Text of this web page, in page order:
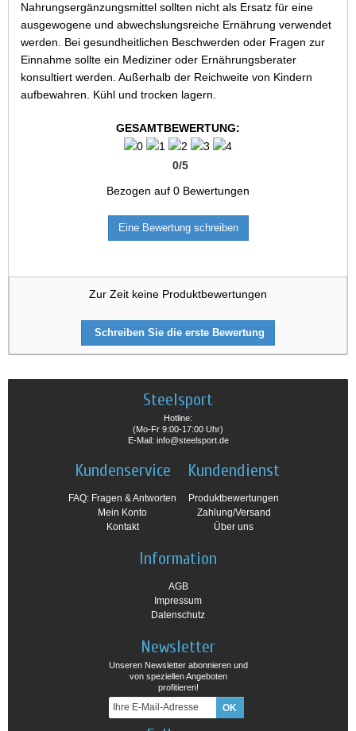
Nahrungsergänzungsmittel sollten nicht als Ersatz für eine
ausgewogene und abwechslungsreiche Ernährung verwendet
werden. Bei gesundheitlichen Beschwerden oder Fragen zur
Einnahme sollte ein Mediziner oder Ernährungsberater
konsultiert werden. Außerhalb der Reichweite von Kindern
aufbewahren. Kühl und trocken lagern.
GESAMTBEWERTUNG:
0/5
Bezogen auf 0 Bewertungen
Eine Bewertung schreiben
Zur Zeit keine Produktbewertungen
Schreiben Sie die erste Bewertung
Steelsport
Hotline:
(Mo-Fr 9:00-17:00 Uhr)
E-Mail: info@steelsport.de
Kundenservice
FAQ: Fragen & Antworten
Mein Konto
Kontakt
Kundendienst
Produktbewertungen
Zahlung/Versand
Über uns
Information
AGB
Impressum
Datenschutz
Newsletter
Unseren Newsletter abonnieren und
von speziellen Angeboten
profitieren!